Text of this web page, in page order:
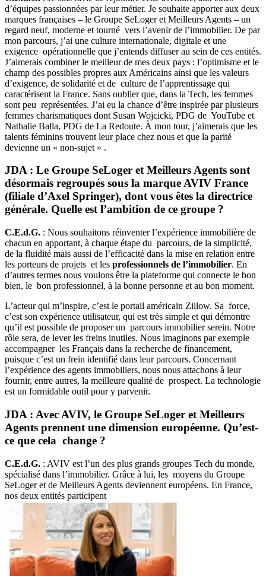
d’équipes passionnées par leur métier. Je souhaite apporter aux deux
marques françaises – le Groupe SeLoger et Meilleurs Agents – un
regard neuf, moderne et tourné vers l’avenir de l’immobilier. De par
mon parcours, j’ai une culture internationale, digitale et une
exigence opérationnelle que j’entends diffuser au sein de ces entités.
J’aimerais combiner le meilleur de mes deux pays : l’optimisme et le
champ des possibles propres aux Américains ainsi que les valeurs
d’exigence, de solidarité et de culture de l’apprentissage qui
caractérisent la France. Sans oublier que, dans la Tech, les femmes
sont peu représentées. J’ai eu la chance d’être inspirée par plusieurs
femmes charismatiques dont Susan Wojcicki, PDG de YouTube et
Nathalie Balla, PDG de La Redoute. À mon tour, j’aimerais que les
talents féminins trouvent leur place chez nous et que la parité
devienne un « non-sujet » .
JDA : Le Groupe SeLoger et Meilleurs Agents sont
désormais regroupés sous la marque AVIV France
(filiale d’Axel Springer), dont vous êtes la directrice
générale. Quelle est l’ambition de ce groupe ?
C.E.d.G. : Nous souhaitons réinventer l’expérience immobilière de
chacun en apportant, à chaque étape du parcours, de la simplicité,
de la fluidité mais aussi de l’efficacité dans la mise en relation entre
les porteurs de projets et les professionnels de l’immobilier. En
d’autres termes nous voulons être la plateforme qui connecte le bon
bien, le bon professionnel, à la bonne personne et au bon moment.
L’acteur qui m’inspire, c’est le portail américain Zillow. Sa force,
c’est son expérience utilisateur, qui est très simple et qui démontre
qu’il est possible de proposer un parcours immobilier serein. Notre
rôle sera, de lever les freins inutiles. Nous imaginons par exemple
accompagner les Français dans la recherche de financement,
puisque c’est un frein identifié dans leur parcours. Concernant
l’expérience des agents immobiliers, nous nous attachons à leur
fournir, entre autres, la meilleure qualité de prospect. La technologie
est un formidable outil pour y parvenir.
JDA : Avec AVIV, le Groupe SeLoger et Meilleurs
Agents prennent une dimension européenne. Qu’est-
ce que cela change ?
C.E.d.G. : AVIV est l’un des plus grands groupes Tech du monde,
spécialisé dans l’immobilier. Grâce à lui, les moyens du Groupe
SeLoger et de Meilleurs Agents deviennent européens. En France,
nos deux entités participent